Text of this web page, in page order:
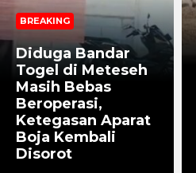
BREAKING
Diduga Bandar
Togel di Meteseh
Masih Bebas
Beroperasi,
Ketegasan Aparat
Boja Kembali
Disorot